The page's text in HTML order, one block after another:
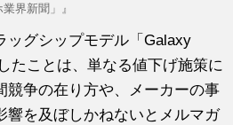
界新聞」』
ッグシップモデル「Galaxy
たことは、単なる値下げ施策に
競争の在り方や、メーカーの事
響を及ぼしかねないとメルマガ